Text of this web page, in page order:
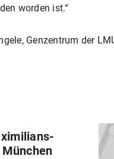
worden ist.“
Genzentrum der